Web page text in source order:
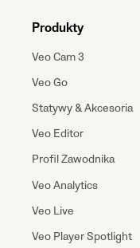
Produkty
Veo Cam 3
Veo Go
Statywy & Akcesoria
Veo Editor
Profil Zawodnika
Veo Analytics
Veo Live
Veo Player Spotlight